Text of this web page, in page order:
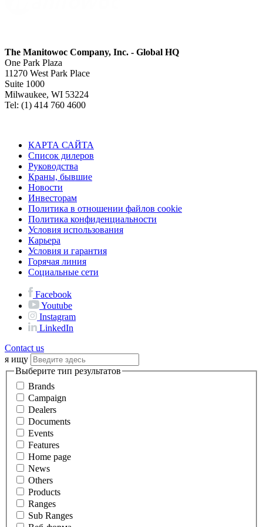
The Manitowoc Company, Inc. - Global HQ
One Park Plaza
11270 West Park Place
Suite 1000
Milwaukee, WI 53224
Tel: (1) 414 760 4600
КАРТА САЙТА
Список дилеров
Руководства
Краны, бывшие
Новости
Инвесторам
Политика в отношении файлов cookie
Политика конфиденциальности
Условия использования
Карьера
Условия и гарантия
Горячая линия
Социальные сети
Facebook
Youtube
Instagram
LinkedIn
Contact us
я ищу
Выберите тип результатов
Brands
Campaign
Dealers
Documents
Events
Features
Home page
News
Others
Products
Ranges
Sub Ranges